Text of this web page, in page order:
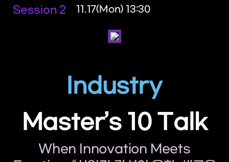
Session 2 11.17(Mon) 13:30
Industry
Master’s 10 Talk
When Innovation Meets